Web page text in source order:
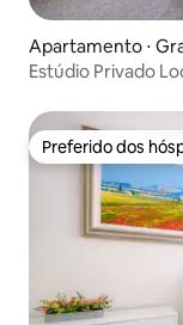
Apartamento ⋅
Estúdio Privado
Preferido dos
Preferido dos